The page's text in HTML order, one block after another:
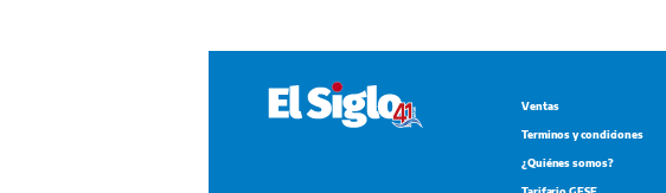
Suplementos